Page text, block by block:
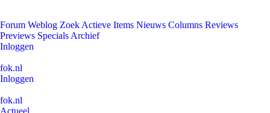
Forum Weblog Zoek Actieve Items Nieuws Columns Reviews
Previews Specials Archief
Inloggen
fok.nl
Inloggen
fok.nl
Actueel